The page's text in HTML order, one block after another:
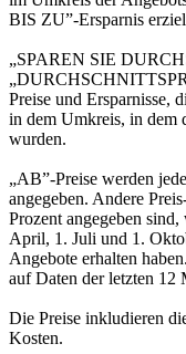
BIS ZU”-Ersparnis
„SPAREN SIE
Preise und Ersparnisse,
in dem Umkreis, in dem
wurden.
„AB”-Preise werden
angegeben. Andere
Prozent angegeben
April, 1. Juli und 1.
Angebote erhalten
auf Daten der letzten 12
Die Preise inkludieren
Kosten.